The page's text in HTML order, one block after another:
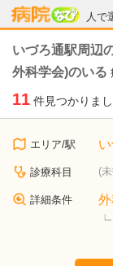
人で
病院
いづろ通駅周辺
外科学会)のいる
11 件見つかりま
エリア/駅
診療科目 (
詳細条件